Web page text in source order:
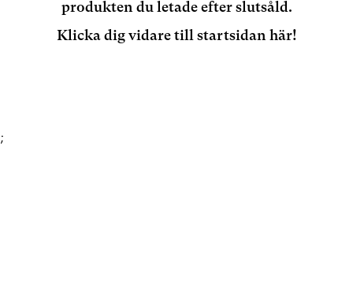
produkten du letade efter slutsåld.
Klicka dig vidare till startsidan här!
;